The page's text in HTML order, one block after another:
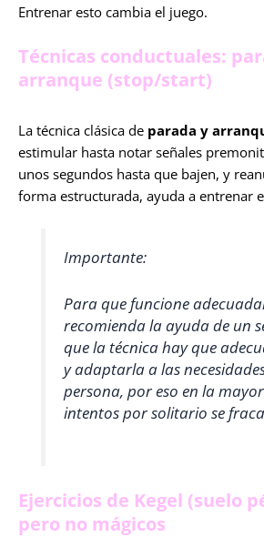
Entrenar esto cambia el juego.
Técnicas conductuales:
arranque (stop/start)
La técnica clásica de parada y
estimular hasta notar señales
unos segundos hasta que bajen, y
forma estructurada, ayuda a entrenar
Importante:
Para que funcione
recomienda la ayuda de un
que la técnica hay que
y adaptarla a las
persona, por eso en la
intentos por solitario se
Ejercicios de Kegel (suelo
pero no mágicos